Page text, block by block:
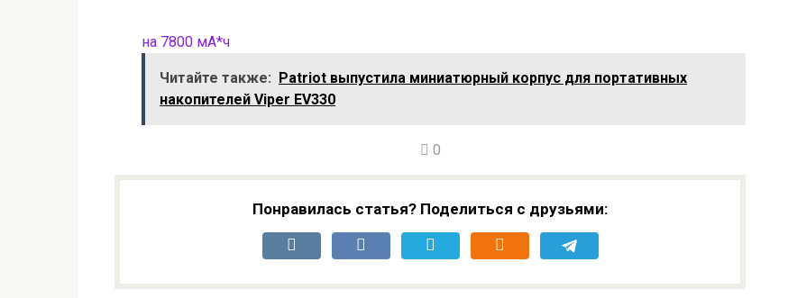
на 7800 мА*ч
Читайте также: Patriot выпустила миниатюрный корпус для портативных
накопителей Viper EV330
0
Понравилась статья? Поделиться с друзьями: